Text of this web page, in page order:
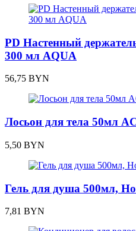
PD Настенный
300 мл AQUA
56,75 BYN
Лосьон для тела 50мл
5,50 BYN
Гель для душа 500мл,
7,81 BYN